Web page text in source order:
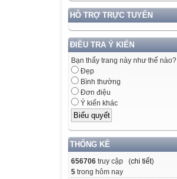
HỖ TRỢ TRỰC TUYẾN
ĐIỀU TRA Ý KIẾN
Bạn thấy trang này như thế nào?
Đẹp
Bình thường
Đơn điệu
Ý kiến khác
THỐNG KÊ
656706 truy cập (chi tiết)
5 trong hôm nay